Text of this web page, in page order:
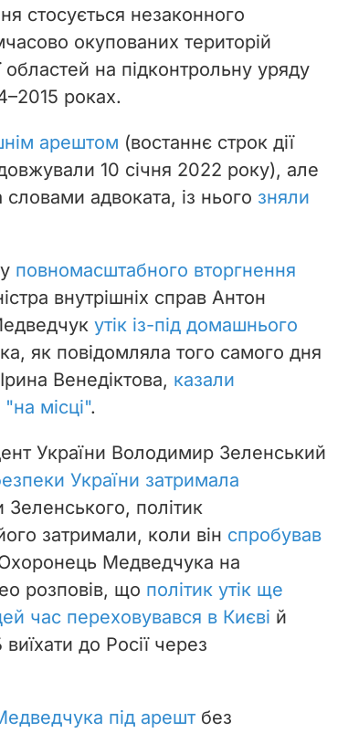
стосується незаконного
окупованих територій
на підконтрольну уряду
роках.
арештом (востаннє строк дії
10 січня 2022 року), але
адвоката, із нього зняли
повномасштабного вторгнення
внутрішніх справ Антон
утік із-під домашнього
як повідомляла того самого дня
Венедіктова, казали
місці".
України Володимир Зеленський
України затримала
політик
затримали, коли він спробував
Медведчука на
розповів, що політик утік ще
час переховувався в Києві й
до Росії через
під арештбез